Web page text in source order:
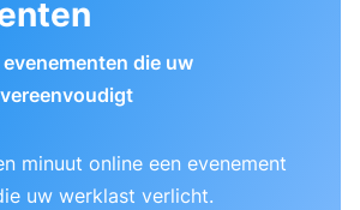
die uw
minuut online een evenement
uw werklast verlicht.